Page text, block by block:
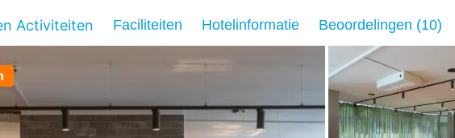
Activiteiten Faciliteiten Hotelinformatie Beoordelingen (10)